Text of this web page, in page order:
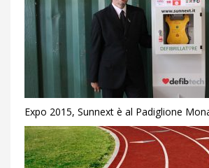
Expo 2015, Sunnext è al Padiglione